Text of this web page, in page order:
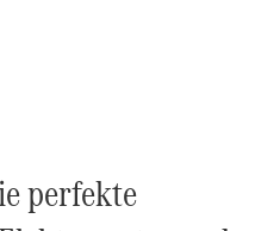
perfekte